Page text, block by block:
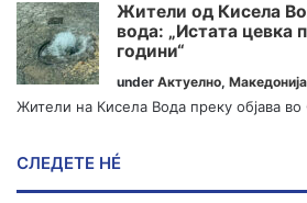
Жители од Кисела
вода: „Истата цевка
години“
under Актуелно, Македонија
Жители на Кисела Вода преку објава во
СЛЕДЕТЕ НÉ